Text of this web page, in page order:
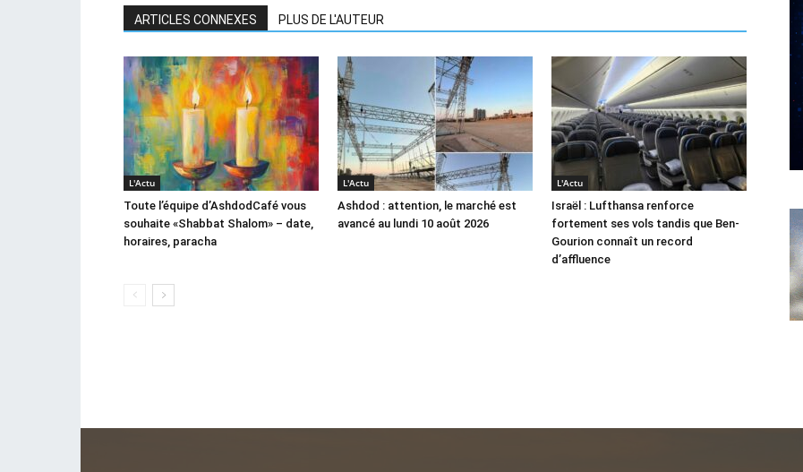
ARTICLES CONNEXES PLUS DE L'AUTEUR
L'Actu
Toute l’équipe d’AshdodCafé vous
souhaite «Shabbat Shalom» – date,
horaires, paracha
L'Actu
Ashdod : attention, le marché est
avancé au lundi 10 août 2026
L'Actu
Israël : Lufthansa renforce
fortement ses vols tandis que Ben-
Gourion connaît un record
d’affluence